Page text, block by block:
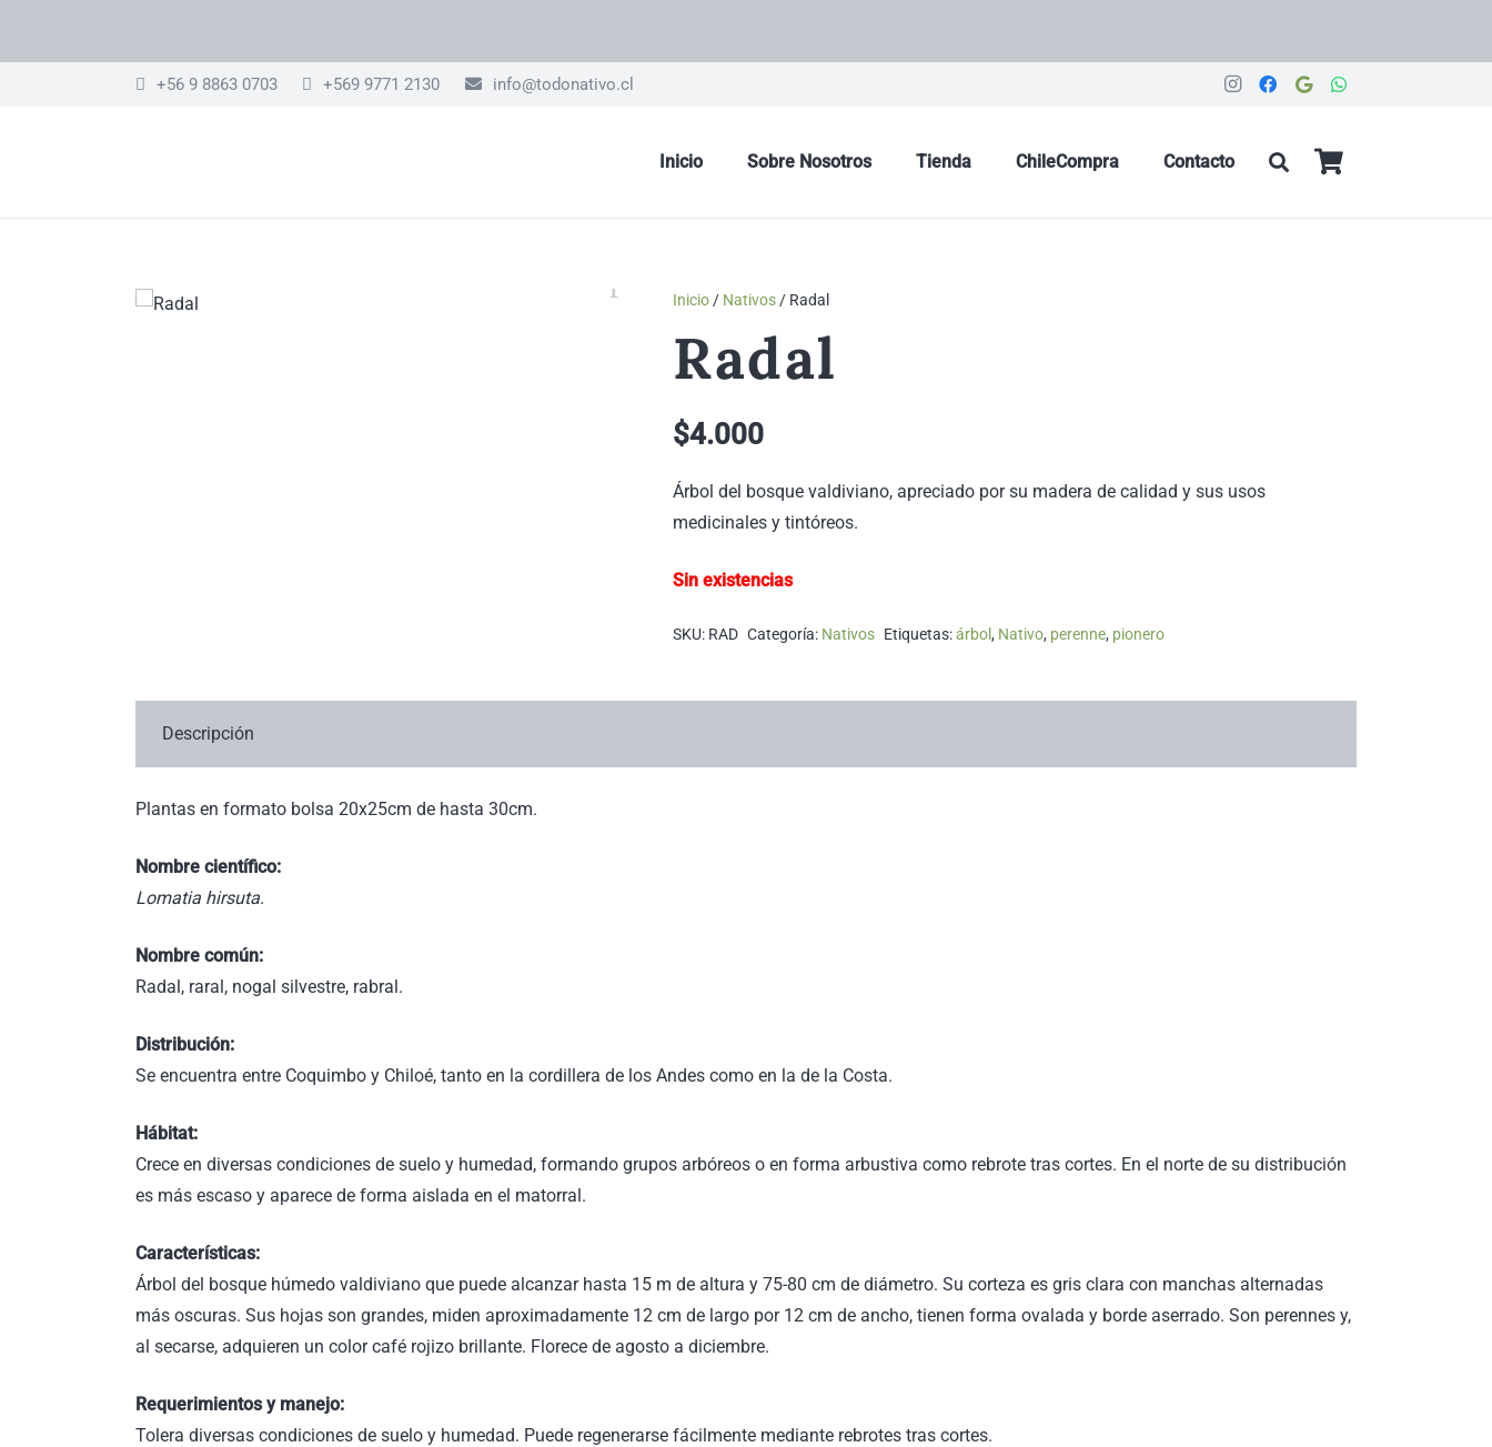
+56 9 8863 0703 +569 9771 2130 info@todonativo.cl
Inicio Sobre Nosotros Tienda ChileCompra Contacto
Inicio/ Nativos/ Radal
Radal
$4.000
Árbol del bosque valdiviano, apreciado por su madera de calidad y sus usos
medicinales y tintóreos.
Sin existencias
SKU: RAD Categoría: Nativos Etiquetas:árbol, Nativo, perenne, pionero
Descripción
Plantas en formato bolsa 20x25cm de hasta 30cm.
Nombre científico:
Lomatia hirsuta.
Nombre común:
Radal, raral, nogal silvestre, rabral.
Distribución:
Se encuentra entre Coquimbo y Chiloé, tanto en la cordillera de los Andes como en la de la Costa.
Hábitat:
Crece en diversas condiciones de suelo y humedad, formando grupos arbóreos o en forma arbustiva como rebrote tras cortes. En el norte de su distribución
es más escaso y aparece de forma aislada en el matorral.
Características:
Árbol del bosque húmedo valdiviano que puede alcanzar hasta 15 m de altura y 75-80 cm de diámetro. Su corteza es gris clara con manchas alternadas
más oscuras. Sus hojas son grandes, miden aproximadamente 12 cm de largo por 12 cm de ancho, tienen forma ovalada y borde aserrado. Son perennes y,
al secarse, adquieren un color café rojizo brillante. Florece de agosto a diciembre.
Requerimientos y manejo:
Tolera diversas condiciones de suelo y humedad. Puede regenerarse fácilmente mediante rebrotes tras cortes.